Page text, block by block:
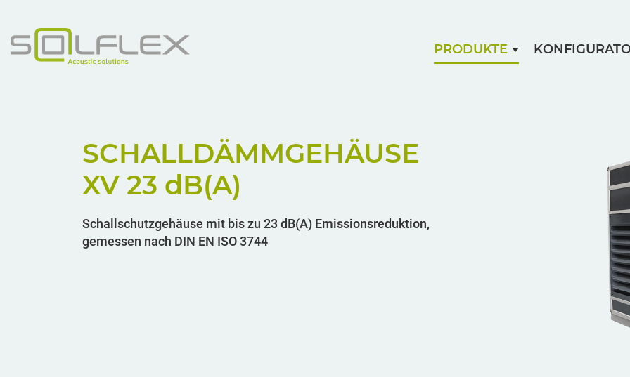
PRODUKTE
SCHALLDÄMMGEHÄUSE
XV 23 dB(A)
Schallschutzgehäuse mit bis zu 23 dB(A) Emissionsreduktion,
gemessen nach DIN EN ISO 3744